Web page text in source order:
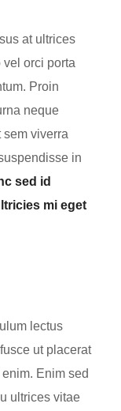
at ultrices
vel orci porta
Proin
neque
viverra
in
sed id
mi eget
lectus
ut placerat
Enim sed
ultrices vitae